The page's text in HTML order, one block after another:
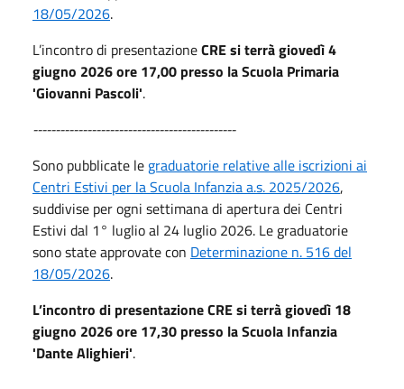
18/05/2026.
L’incontro di presentazioneCRE si terrà giovedì 4
giugno 2026 ore 17,00 presso la Scuola Primaria
'Giovanni Pascoli'.
---------------------------------------------
Sono pubblicate le graduatorie relative alle iscrizioni ai
Centri Estivi per la Scuola Infanzia a.s. 2025/2026,
suddivise per ogni settimana di apertura dei Centri
Estivi dal 1° luglio al 24 luglio 2026. Le graduatorie
sono state approvate con Determinazione n. 516 del
18/05/2026.
L’incontro di presentazione CRE si terrà giovedì 18
giugno 2026 ore 17,30 presso la Scuola Infanzia
'Dante Alighieri'.